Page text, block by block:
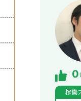
0
稼働